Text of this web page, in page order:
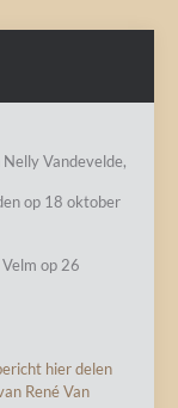
Vandevelde,
op 18 oktober
op 26
hier delen
René Van